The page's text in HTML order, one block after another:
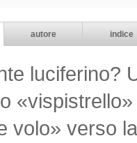
autore indice
luciferino?
volo» verso